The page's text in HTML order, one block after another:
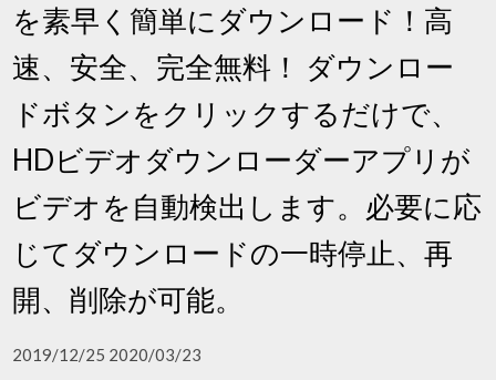
を素早く簡単にダウンロード！高
速、安全、完全無料！ ダウンロー
ドボタンをクリックするだけで、
HDビデオダウンローダーアプリが
ビデオを自動検出します。必要に応
じてダウンロードの一時停止、再
開、削除が可能。
2019/12/25 2020/03/23